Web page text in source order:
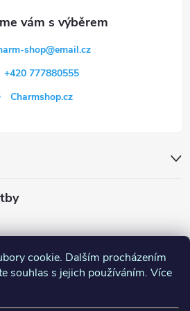
cookie. Dalším procházením
souhlas s jejich používáním. Více
shop@email.cz
+420 777880555
Charmshop.cz